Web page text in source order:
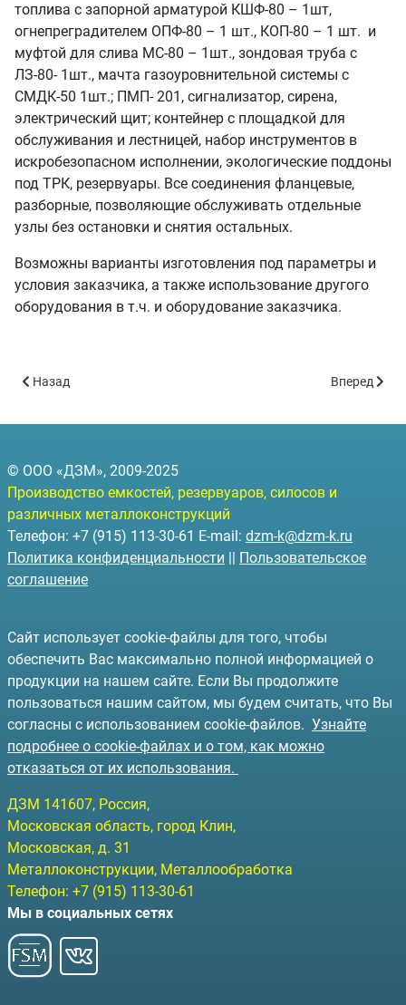
топлива с запорной арматурой КШФ-80 – 1шт,
огнепреградителем ОПФ-80 – 1 шт., КОП-80 – 1 шт. и
муфтой для слива МС-80 – 1шт., зондовая труба с
ЛЗ-80- 1шт., мачта газоуровнительной системы с
СМДК-50 1шт.; ПМП- 201, сигнализатор, сирена,
электрический щит; контейнер с площадкой для
обслуживания и лестницей, набор инструментов в
искробезопасном исполнении, экологические поддоны
под ТРК, резервуары. Все соединения фланцевые,
разборные, позволяющие обслуживать отдельные
узлы без остановки и снятия остальных.
Возможны варианты изготовления под параметры и
условия заказчика, а также использование другого
оборудования в т.ч. и оборудование заказчика.
Предыдущий: Контейнерная АЗС -75 (объём 75 куб.м)
Назад Следующий:
Вперед
© ООО «ДЗМ», 2009-2025
Производство емкостей, резервуаров, силосов и
различных металлоконструкций
Телефон: +7 (915) 113-30-61 E-mail: dzm-k@dzm-k.ru
Политика конфиденциальности || Пользовательское
соглашение
Сайт использует cookie-файлы для того, чтобы
обеспечить Вас максимально полной информацией о
продукции на нашем сайте. Если Вы продолжите
пользоваться нашим сайтом, мы будем считать, что Вы
согласны с использованием cookie-файлов. Узнайте
подробнее о cookie-файлах и о том, как можно
отказаться от их использования.
ДЗМ 141607, Россия,
Московская область, город Клин,
Московская, д. 31
Металлоконструкции, Металлообработка
Телефон: +7 (915) 113-30-61
Мы в социальных сетях